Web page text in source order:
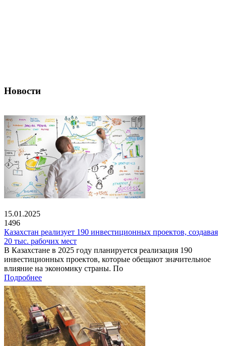
Новости
15.01.2025
1496
Казахстан реализует 190 инвестиционных проектов, создавая
20 тыс. рабочих мест
В Казахстане в 2025 году планируется реализация 190
инвестиционных проектов, которые обещают значительное
влияние на экономику страны. По
Подробнее